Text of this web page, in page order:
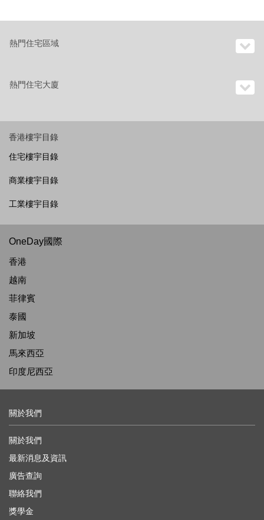
熱門住宅區域
熱門住宅大廈
香港樓宇目錄
住宅樓宇目錄
商業樓宇目錄
工業樓宇目錄
OneDay國際
香港
越南
菲律賓
泰國
新加坡
馬來西亞
印度尼西亞
關於我們
關於我們
最新消息及資訊
廣告查詢
聯絡我們
獎學金